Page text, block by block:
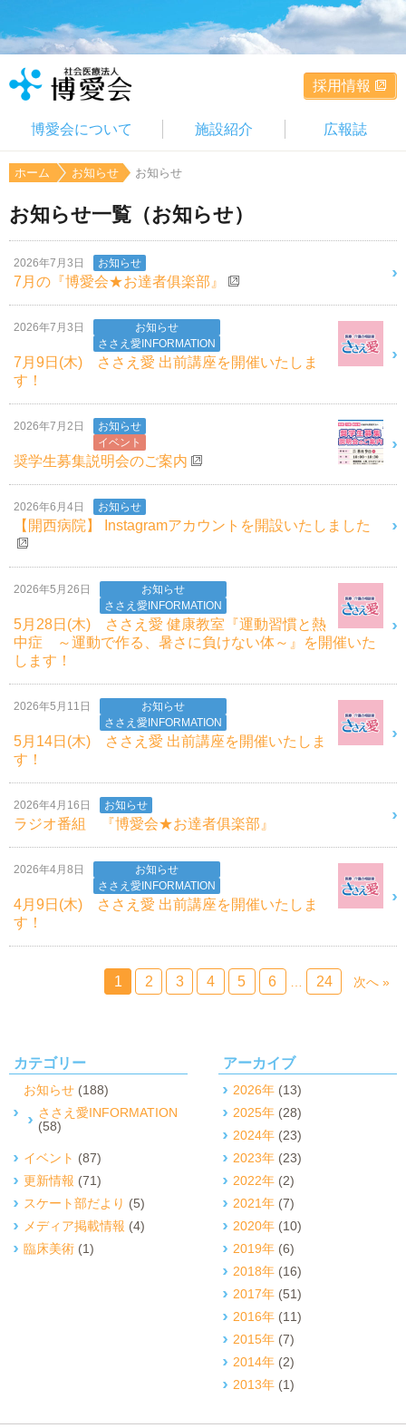
採用情報
博愛会について 施設紹介 広報誌
ホーム お知らせ お知らせ
お知らせ一覧（お知らせ）
2026年7月3日 お知らせ
7月の『博愛会★お達者俱楽部』
2026年7月3日
お知らせ
ささえ愛INFORMATION
7月9日(木) ささえ愛 出前講座を開催いたしま
す！
2026年7月2日
お知らせ
イベント
奨学生募集説明会のご案内
2026年6月4日 お知らせ
【開西病院】 Instagramアカウントを開設いたしました
2026年5月26日
お知らせ
ささえ愛INFORMATION
5月28日(木) ささえ愛 健康教室『運動習慣と熱
中症 ～運動で作る、暑さに負けない体～』を開催いた
します！
2026年5月11日
お知らせ
ささえ愛INFORMATION
5月14日(木) ささえ愛 出前講座を開催いたしま
す！
2026年4月16日 お知らせ
ラジオ番組 『博愛会★お達者俱楽部』
2026年4月8日
お知らせ
ささえ愛INFORMATION
4月9日(木) ささえ愛 出前講座を開催いたしま
す！
1 2 3 4 5 6 … 24 次へ »
カテゴリー
お知らせ (188)
ささえ愛INFORMATION
(58)
イベント (87)
更新情報 (71)
スケート部だより (5)
メディア掲載情報 (4)
臨床美術 (1)
アーカイブ
2026年 (13)
2025年 (28)
2024年 (23)
2023年 (23)
2022年 (2)
2021年 (7)
2020年 (10)
2019年 (6)
2018年 (16)
2017年 (51)
2016年 (11)
2015年 (7)
2014年 (2)
2013年 (1)